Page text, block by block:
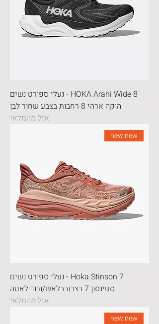
HOKA Arahi Wide 8 - נעלי ספורט נשים
הוקה ארהי 8 רחבות בצבע שחור לבן
אזל מהמלאי
new new
Hoka Stinson 7 - נעלי ספורט נשים
סטינסון 7 בצבע בלאש/ורוד לאטה
אזל מהמלאי
new new